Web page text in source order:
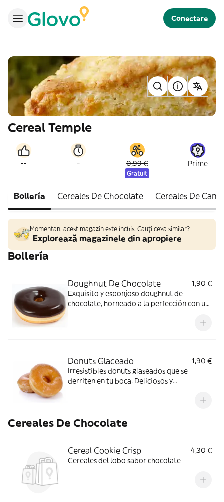
Conectare
Cereal Temple
-- - 0,99 €
Gratuit
Prime
Bollería Cereales De Chocolate Cereales De
Momentan, acest magazin este închis. Cauți ceva similar?
Explorează magazinele din apropiere
Bollería
Doughnut De Chocolate
1,90 €
Exquisito y esponjoso doughnut de
chocolate, horneado a la perfección con un
Donuts Glaceado
1,90 €
Irresistibles donuts glaseados que se
derriten en tu boca. Deliciosos y
Cereales De Chocolate
Cereal Cookie Crisp
4,30 €
Cereales del lobo sabor chocolate